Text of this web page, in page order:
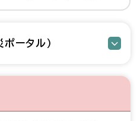
ポータル）